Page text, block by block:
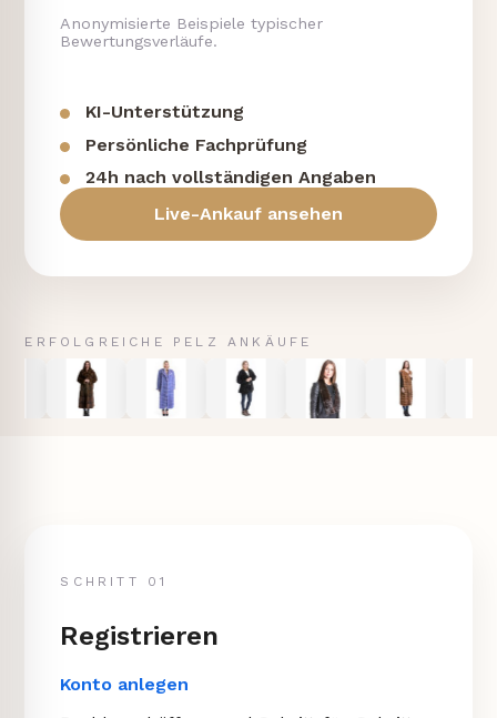
Anonymisierte Beispiele typischer
Bewertungsverläufe.
KI-Unterstützung
Persönliche Fachprüfung
24h nach vollständigen Angaben
Live-Ankauf ansehen
ERFOLGREICHE PELZ ANKÄUFE
SCHRITT 01
Registrieren
Konto anlegen